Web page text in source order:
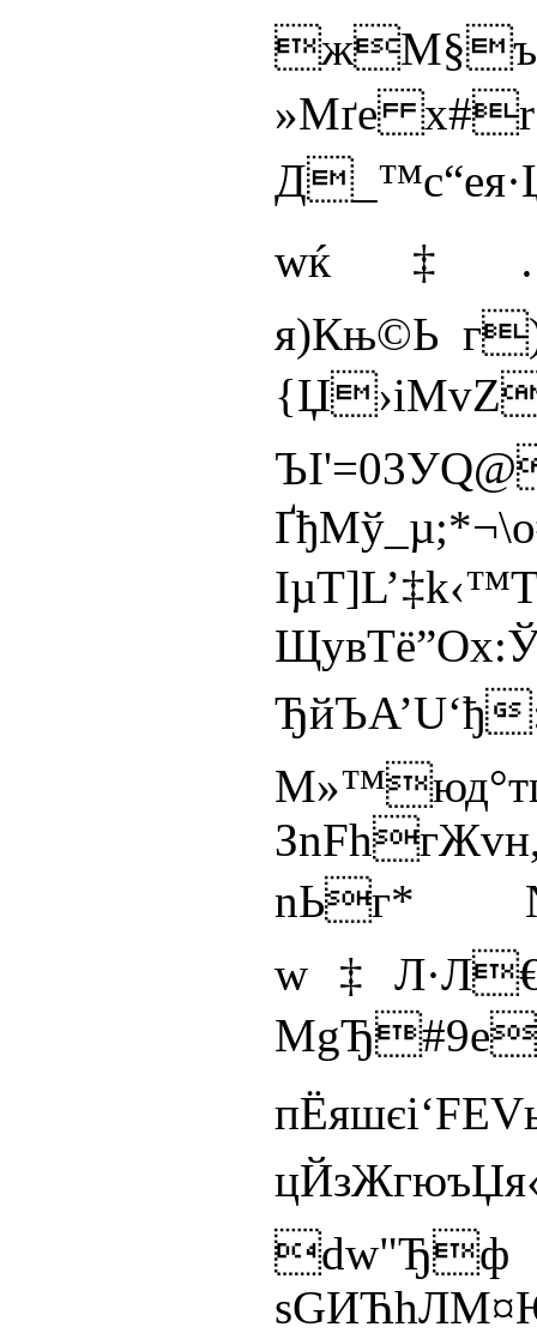
­»Мґe
wќ‡…
я)Књ©Ь
dw"Ђф